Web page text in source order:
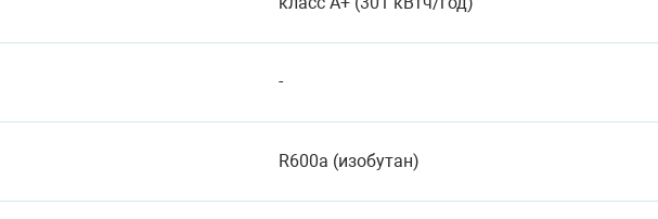
-
R600a (изобутан)